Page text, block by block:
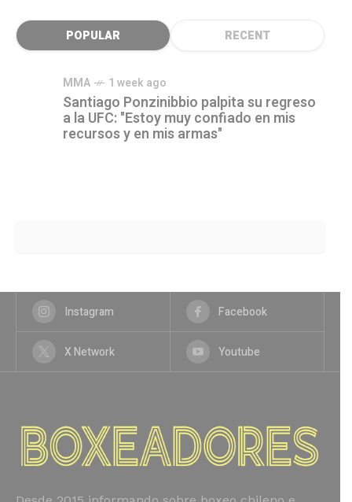
POPULAR RECENT
MMA 1 week ago
Santiago Ponzinibbio palpita su regreso
a la UFC: "Estoy muy confiado en mis
recursos y en mis armas"
Instagram Facebook
X Network Youtube